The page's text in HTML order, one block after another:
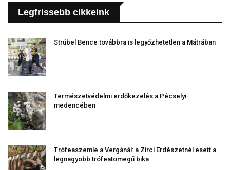
Legfrissebb cikkeink
Strúbel Bence továbbra is legyőzhetetlen a Mátrában
Természetvédelmi erdőkezelés a Pécselyi-
medencében
Trófeaszemle a Vergánál: a Zirci Erdészetnél esett a
legnagyobb trófeatömegű bika